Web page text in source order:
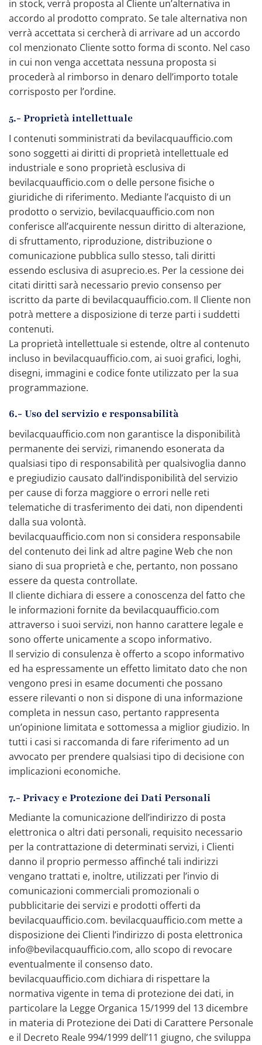
in stock, verrà proposta al Cliente un’alternativa in
accordo al prodotto comprato. Se tale alternativa non
verrà accettata si cercherà di arrivare ad un accordo
col menzionato Cliente sotto forma di sconto. Nel caso
in cui non venga accettata nessuna proposta si
procederà al rimborso in denaro dell’importo totale
corrisposto per l’ordine.
5.- Proprietà intellettuale
I contenuti somministrati da bevilacquaufficio.com
sono soggetti ai diritti di proprietà intellettuale ed
industriale e sono proprietà esclusiva di
bevilacquaufficio.com o delle persone fisiche o
giuridiche di riferimento. Mediante l’acquisto di un
prodotto o servizio, bevilacquaufficio.com non
conferisce all’acquirente nessun diritto di alterazione,
di sfruttamento, riproduzione, distribuzione o
comunicazione pubblica sullo stesso, tali diritti
essendo esclusiva di asuprecio.es. Per la cessione dei
citati diritti sarà necessario previo consenso per
iscritto da parte di bevilacquaufficio.com. Il Cliente non
potrà mettere a disposizione di terze parti i suddetti
contenuti.
La proprietà intellettuale si estende, oltre al contenuto
incluso in bevilacquaufficio.com, ai suoi grafici, loghi,
disegni, immagini e codice fonte utilizzato per la sua
programmazione.
6.- Uso del servizio e responsabilità
bevilacquaufficio.com non garantisce la disponibilità
permanente dei servizi, rimanendo esonerata da
qualsiasi tipo di responsabilità per qualsivoglia danno
e pregiudizio causato dall’indisponibilità del servizio
per cause di forza maggiore o errori nelle reti
telematiche di trasferimento dei dati, non dipendenti
dalla sua volontà.
bevilacquaufficio.com non si considera responsabile
del contenuto dei link ad altre pagine Web che non
siano di sua proprietà e che, pertanto, non possano
essere da questa controllate.
Il cliente dichiara di essere a conoscenza del fatto che
le informazioni fornite da bevilacquaufficio.com
attraverso i suoi servizi, non hanno carattere legale e
sono offerte unicamente a scopo informativo.
Il servizio di consulenza è offerto a scopo informativo
ed ha espressamente un effetto limitato dato che non
vengono presi in esame documenti che possano
essere rilevanti o non si dispone di una informazione
completa in nessun caso, pertanto rappresenta
un’opinione limitata e sottomessa a miglior giudizio. In
tutti i casi si raccomanda di fare riferimento ad un
avvocato per prendere qualsiasi tipo di decisione con
implicazioni economiche.
7.- Privacy e Protezione dei Dati Personali
Mediante la comunicazione dell’indirizzo di posta
elettronica o altri dati personali, requisito necessario
per la contrattazione di determinati servizi, i Clienti
danno il proprio permesso affinché tali indirizzi
vengano trattati e, inoltre, utilizzati per l’invio di
comunicazioni commerciali promozionali o
pubblicitarie dei servizi e prodotti offerti da
bevilacquaufficio.com. bevilacquaufficio.com mette a
disposizione dei Clienti l’indirizzo di posta elettronica
info@bevilacquaufficio.com, allo scopo di revocare
eventualmente il consenso dato.
bevilacquaufficio.com dichiara di rispettare la
normativa vigente in tema di protezione dei dati, in
particolare la Legge Organica 15/1999 del 13 dicembre
in materia di Protezione dei Dati di Carattere Personale
e il Decreto Reale 994/1999 dell’11 giugno, che sviluppa